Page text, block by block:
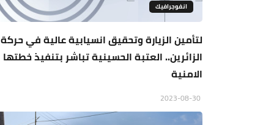
انفوجرافيك
لتأمين الزيارة وتحقيق انسيابية عالية في حركة
الزائرين.. العتبة الحسينية تباشر بتنفيذ خطتها
الامنية